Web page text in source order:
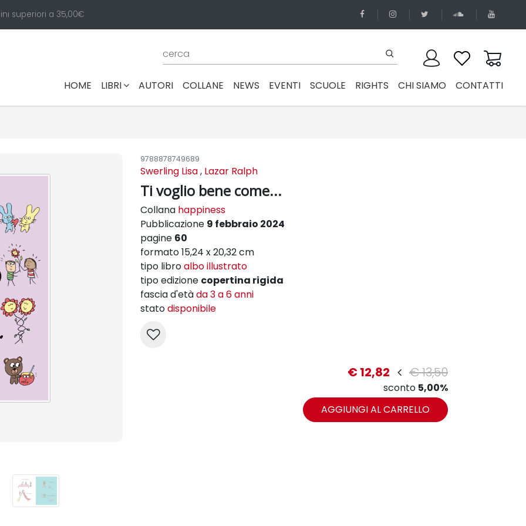
superiori a 35,00€
HOME (CURRENT)
LIBRI AUTORI COLLANE NEWS EVENTI SCUOLE RIGHTS CHI SIAMO CONTATTI
9788878749689
Swerling Lisa, Lazar Ralph
Ti voglio bene come...
Collana happiness
Pubblicazione 9 febbraio 2024
pagine 60
formato 15,24 x 20,32 cm
tipo libroalbo illustrato
tipo edizione copertina rigida
fascia d'etàda 3 a 6 anni
statodisponibile
€ 12,82 € 13,50
sconto 5,00%
AGGIUNGI AL CARRELLO